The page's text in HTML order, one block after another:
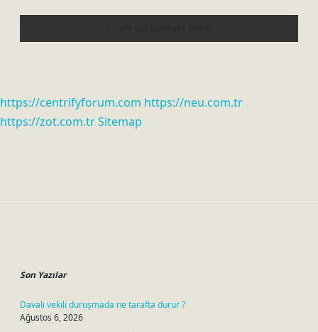
https://centrifyforum.com https://neu.com.tr
https://zot.com.trSitemap
Son Yazılar
Davalı vekili duruşmada ne tarafta durur ?
Ağustos 6, 2026